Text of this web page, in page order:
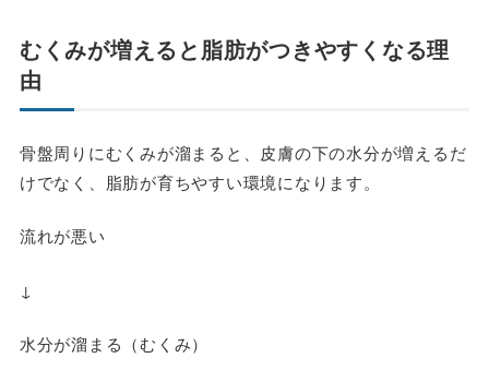
むくみが増えると脂肪がつきやすくなる理
由
骨盤周りにむくみが溜まると、皮膚の下の水分が増えるだ
けでなく、脂肪が育ちやすい環境になります。
流れが悪い
↓
水分が溜まる（むくみ）